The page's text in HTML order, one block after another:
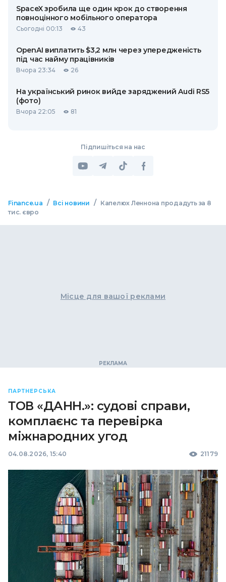
SpaceX зробила ще один крок до створення
повноцінного мобільного оператора
Сьогодні 00:13 43
OpenAI виплатить $3,2 млн через упередженість
під час найму працівників
Вчора 23:34 26
На український ринок вийде заряджений Audi RS5
(фото)
Вчора 22:05 81
Підпишіться на нас
Finance.ua / Всі новини /
Капелюх Леннона продадуть за 8
тис. євро
Місце для вашої реклами
ПАРТНЕРСЬКА
ТОВ «ДАНН.»: судові справи,
комплаєнс та перевірка
міжнародних угод
04.08.2026, 15:40 21179